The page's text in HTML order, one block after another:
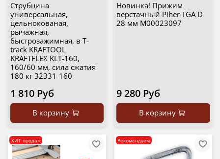
Струбцина
универсальная,
цельнокованая,
рычажная,
быстрозажимная, в T-
track KRAFTOOL
KRAFTFLEX KLT-160,
160/60 мм, сила сжатия
180 кг 32331-160
1 810 Руб
В корзину
Новинка! Прижим
верстачный Piher TGA D
28 мм М00023097
9 280 Руб
В корзину
ХИТ продаж Рекомендуем